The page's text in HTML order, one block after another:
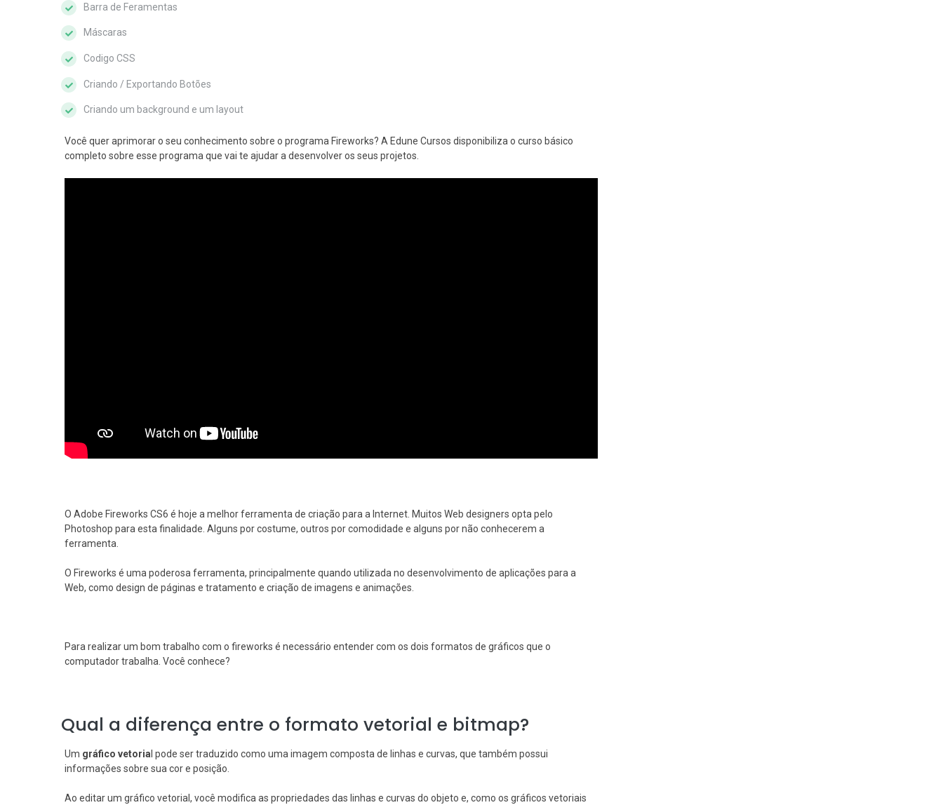
Barra de Feramentas
Máscaras
Codigo CSS
Criando / Exportando Botões
Criando um background e um layout
Você quer aprimorar o seu conhecimento sobre o programa Fireworks? A Edune Cursos disponibiliza o curso básico
completo sobre esse programa que vai te ajudar a desenvolver os seus projetos.
O Adobe Fireworks CS6 é hoje a melhor ferramenta de criação para a Internet. Muitos Web designers opta pelo
Photoshop para esta finalidade. Alguns por costume, outros por comodidade e alguns por não conhecerem a
ferramenta.
O Fireworks é uma poderosa ferramenta, principalmente quando utilizada no desenvolvimento de aplicações para a
Web, como design de páginas e tratamento e criação de imagens e animações.
Para realizar um bom trabalho com o fireworks é necessário entender com os dois formatos de gráficos que o
computador trabalha. Você conhece?
Qual a diferença entre o formato vetorial e bitmap?
Um gráfico vetoria l pode ser traduzido como uma imagem composta de linhas e curvas, que também possui
informações sobre sua cor e posição.
Ao editar um gráfico vetorial, você modifica as propriedades das linhas e curvas do objeto e, como os gráficos vetoriais